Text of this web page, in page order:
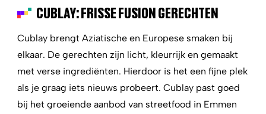
CUBLAY: FRISSE FUSION GERECHTEN
Cublay brengt Aziatische en Europese smaken bij
elkaar. De gerechten zijn licht, kleurrijk en gemaakt
met verse ingrediënten. Hierdoor is het een fijne plek
als je graag iets nieuws probeert. Cublay past goed
bij het groeiende aanbod van streetfood in Emmen